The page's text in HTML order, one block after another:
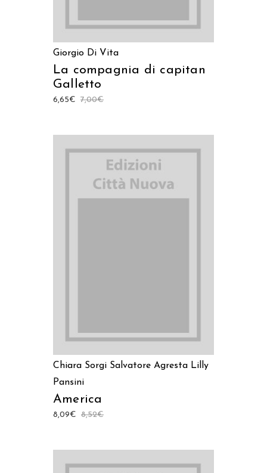
Giorgio Di Vita
La compagnia di capitan
Galletto
7,00€
6,65€
Chiara Sorgi Salvatore Agresta Lilly
Pansini
America
8,52€
8,09€